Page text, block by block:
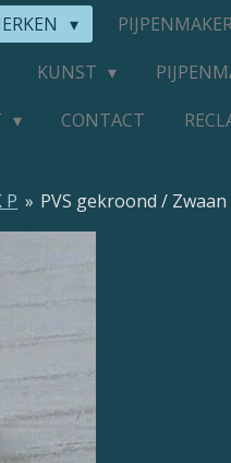
KUNST
CONTACT
P » PVS gekroond /